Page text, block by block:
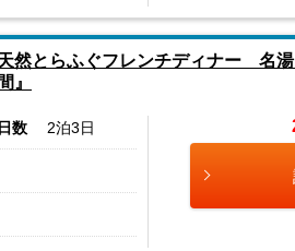
然とらふぐフレンチディナー 名
』
数 2泊3日